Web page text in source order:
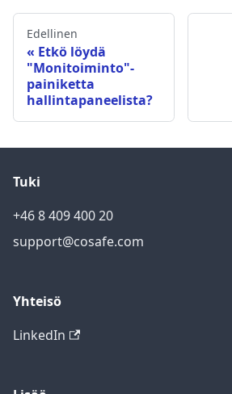
Edellinen
Etkö löydä
"Monitoiminto"-
painiketta
hallintapaneelista?
Tuki
+46 8 409 400 20
support@cosafe.com
Yhteisö
LinkedIn